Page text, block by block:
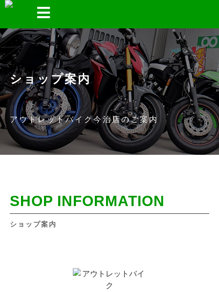
ショップ案内
アウトレットバイク今治店のご案内
SHOP INFORMATION
ショップ案内